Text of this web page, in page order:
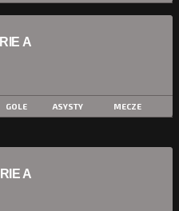
A
GOLE ASYSTY MECZE
A